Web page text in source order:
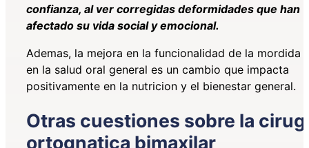
confianza, al ver corregidas deformidades que han
afectado su vida social y emocional.
Ademas, la mejora en la funcionalidad de la mordida
en la salud oral general es un cambio que impacta
positivamente en la nutricion y el bienestar general.
Otras cuestiones sobre la
ortognatica bimaxilar